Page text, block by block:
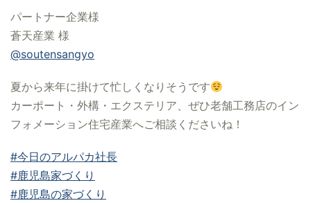
パートナー企業様
蒼天産業 様
@soutensangyo
夏から来年に掛けて忙しくなりそうです
カーポート・外構・エクステリア、ぜひ老舗工務店のイン
フォメーション住宅産業へご相談くださいね！
#今日のアルパカ社長
#鹿児島家づくり
#鹿児島の家づくり